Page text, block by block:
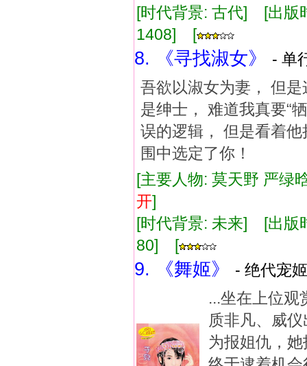
[时代背景: 古代] [出
1408] [
8. 《寻找淑女》
- 单
吾欲以淑女为妻， 但
是绅士， 难道我真要“
误的逻辑， 但是看着
围中选定了你！
[主要人物: 莫天野 严
开]
[时代背景: 未来] [出
80] [
9. 《舞姬》
- 绝代宠
...坐在上位观
质非凡、威
为报姐仇，